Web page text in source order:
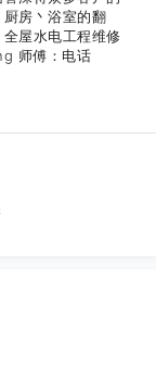
房丶浴室的翻
屋水电工程维修
师傅：电话